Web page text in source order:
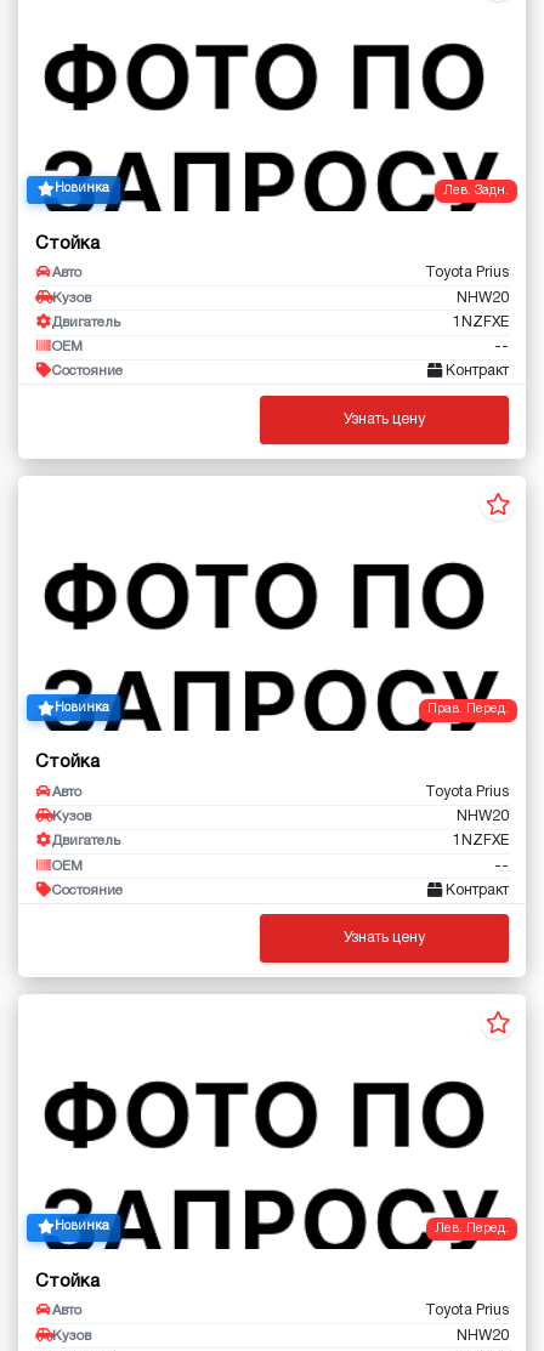
Лев. Задн.
Новинка
Стойка
Авто Toyota Prius
Кузов NHW20
Двигатель 1NZFXE
OEM --
Состояние Контракт
Узнать цену
Прав. Перед.
Новинка
Стойка
Авто Toyota Prius
Кузов NHW20
Двигатель 1NZFXE
OEM --
Состояние Контракт
Узнать цену
Лев. Перед.
Новинка
Стойка
Авто Toyota Prius
Кузов NHW20